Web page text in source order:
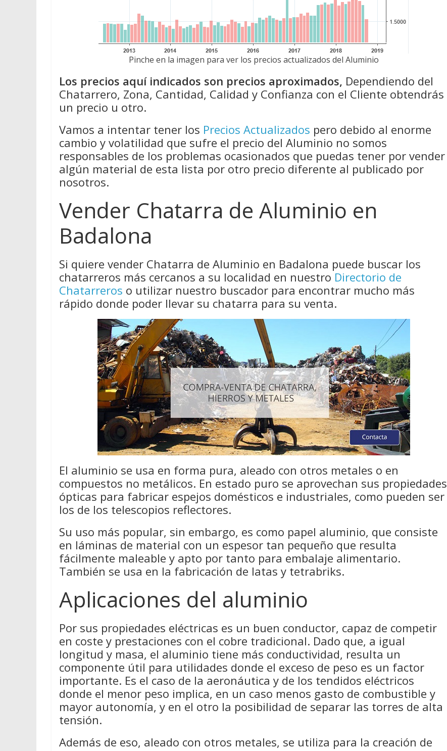
Pinche en la imagen para ver los precios actualizados del Aluminio
Los precios aquí indicados son precios aproximados, Dependiendo del
Chatarrero, Zona, Cantidad, Calidad y Confianza con el Cliente obtendrás
un precio u otro.
Vamos a intentar tener los Precios Actualizados pero debido al enorme
cambio y volatilidad que sufre el precio del Aluminio no somos
responsables de los problemas ocasionados que puedas tener por vender
algún material de esta lista por otro precio diferente al publicado por
nosotros.
Vender Chatarra de Aluminio en
Badalona
Si quiere vender Chatarra de Aluminio en Badalona puede buscar los
chatarreros más cercanos a su localidad en nuestro Directorio de
Chatarreros o utilizar nuestro buscador para encontrar mucho más
rápido donde poder llevar su chatarra para su venta.
El aluminio se usa en forma pura, aleado con otros metales o en
compuestos no metálicos. En estado puro se aprovechan sus propiedades
ópticas para fabricar espejos domésticos e industriales, como pueden ser
los de los telescopios reflectores.
Su uso más popular, sin embargo, es como papel aluminio, que consiste
en láminas de material con un espesor tan pequeño que resulta
fácilmente maleable y apto por tanto para embalaje alimentario.
También se usa en la fabricación de latas y tetrabriks.
Aplicaciones del aluminio
Por sus propiedades eléctricas es un buen conductor, capaz de competir
en coste y prestaciones con el cobre tradicional. Dado que, a igual
longitud y masa, el aluminio tiene más conductividad, resulta un
componente útil para utilidades donde el exceso de peso es un factor
importante. Es el caso de la aeronáutica y de los tendidos eléctricos
donde el menor peso implica, en un caso menos gasto de combustible y
mayor autonomía, y en el otro la posibilidad de separar las torres de alta
tensión.
Además de eso, aleado con otros metales, se utiliza para la creación de